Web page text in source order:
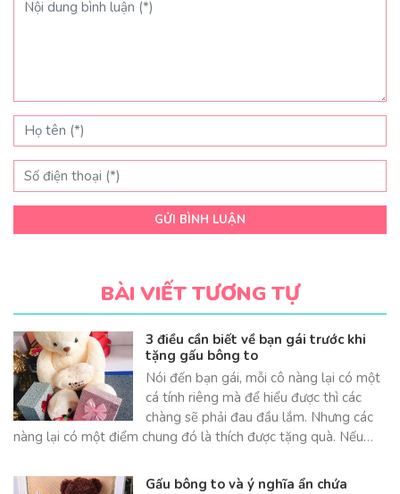
GỬI BÌNH LUẬN
BÀI VIẾT TƯƠNG TỰ
3 điều cần biết về bạn gái trước khi
tặng gấu bông to
Nói đến bạn gái, mỗi cô nàng lại có một
cá tính riêng mà để hiểu được thì các
chàng sẽ phải đau đầu lắm. Nhưng các
nàng lại có một điểm chung đó là thích được tặng quà. Nếu…
Gấu bông to và ý nghĩa ẩn chứa